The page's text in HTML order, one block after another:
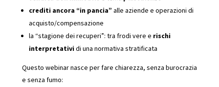
crediti ancora “in pancia” alle aziende e operazioni di
acquisto/compensazione
la “stagione dei recuperi”: tra frodi vere e rischi
interpretatividi una normativa stratificata
Questo webinar nasce per fare chiarezza, senza burocrazia
e senza fumo: